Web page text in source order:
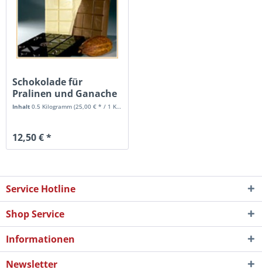
Schokolade für
Pralinen und Ganache
Inhalt0.5 Kilogramm(25,00 € * / 1 Kilogramm)
12,50 € *
Service Hotline
Shop Service
Informationen
Newsletter